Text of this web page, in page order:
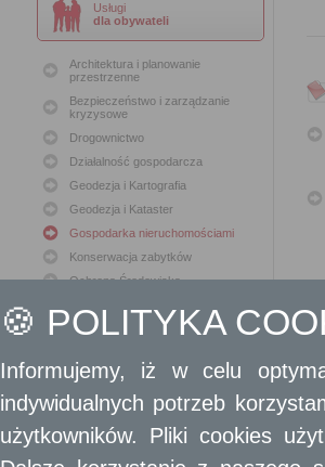
Usługi
dla obywateli
Architektura i planowanie
przestrzenne
Bezpieczeństwo i zarządzanie
kryzysowe
Drogownictwo
Działalność gospodarcza
Geodezja i Kartografia
Geodezja i Kataster
Gospodarka nieruchomościami
Konserwacja zabytków
Ochrona Środowiska
Podatki i opłaty lokalne
Polityka społeczna
Skargi i wnioski
Sprawy komunalne
🍪 POLITYKA
Informujemy, iż w celu
indywidualnych potrzeb
użytkowników. Pliki cookies